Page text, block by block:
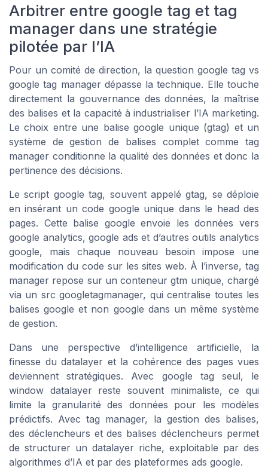
Arbitrer entre google tag et tag
manager dans une stratégie
pilotée par l’IA
Pour un comité de direction, la question google tag vs
google tag manager dépasse la technique. Elle touche
directement la gouvernance des données, la maîtrise
des balises et la capacité à industrialiser l’IA marketing.
Le choix entre une balise google unique (gtag) et un
système de gestion de balises complet comme tag
manager conditionne la qualité des données et donc la
pertinence des décisions.
Le script google tag, souvent appelé gtag, se déploie
en insérant un code google unique dans le head des
pages. Cette balise google envoie les données vers
google analytics, google ads et d’autres outils analytics
google, mais chaque nouveau besoin impose une
modification du code sur les sites web. À l’inverse, tag
manager repose sur un conteneur gtm unique, chargé
via un src googletagmanager, qui centralise toutes les
balises google et non google dans un même système
de gestion.
Dans une perspective d’intelligence artificielle, la
finesse du datalayer et la cohérence des pages vues
deviennent stratégiques. Avec google tag seul, le
window datalayer reste souvent minimaliste, ce qui
limite la granularité des données pour les modèles
prédictifs. Avec tag manager, la gestion des balises,
des déclencheurs et des balises déclencheurs permet
de structurer un datalayer riche, exploitable par des
algorithmes d’IA et par des plateformes ads google.